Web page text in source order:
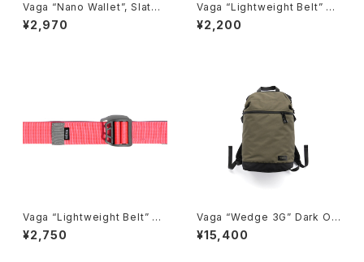
Vaga “Nano Wallet”, Slate
Blue
¥2,970
Vaga “Lightweight Belt” Bl
ack
¥2,200
Vaga “Lightweight Belt” Ne
on Pink, Bicolor
¥2,750
Vaga “Wedge 3G” Dark Oli
ve
¥15,400